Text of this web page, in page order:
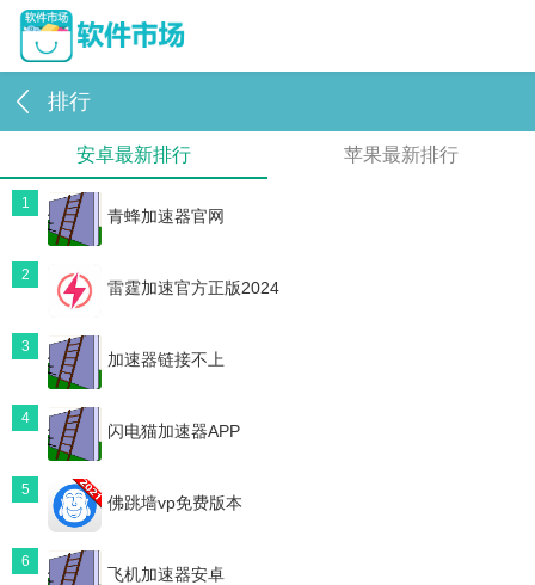
排行
安卓最新排行 苹果最新排行
1
青蜂加速器官网
2
雷霆加速官方正版2024
3
加速器链接不上
4
闪电猫加速器APP
5
佛跳墙vp免费版本
6
飞机加速器安卓